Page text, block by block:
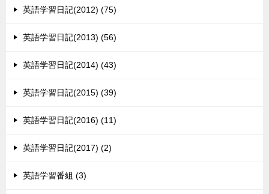
英語学習日記(2012) (75)
英語学習日記(2013) (56)
英語学習日記(2014) (43)
英語学習日記(2015) (39)
英語学習日記(2016) (11)
英語学習日記(2017) (2)
英語学習番組 (3)